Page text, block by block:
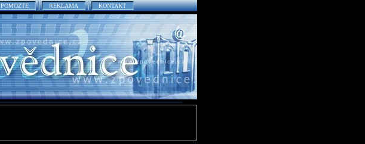
POMOZTE REKLAMA KONTAKT